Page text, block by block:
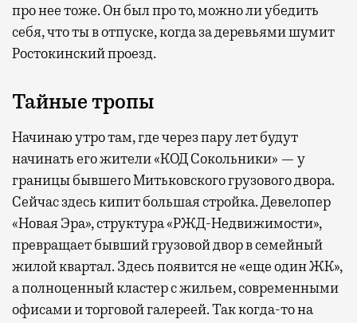
про нее тоже. Он был про то, можно ли убедить
себя, что ты в отпуске, когда за деревьями шумит
Ростокинский проезд.
Тайные тропы
Начинаю утро там, где через пару лет будут
начинать его жители «КОД Сокольники» — у
границы бывшего Митьковского грузового двора.
Сейчас здесь кипит большая стройка. Девелопер
«Новая Эра», структура «РЖД-Недвижимости»,
превращает бывший грузовой двор в семейный
жилой квартал. Здесь появится не «еще один ЖК»,
а полноценный кластер с жильем, современными
офисами и торговой галереей. Так когда-то на